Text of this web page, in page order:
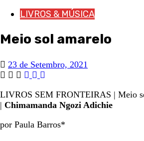
LIVROS & MÚSICA
Meio sol amarelo
23 de Setembro, 2021
LIVROS SEM FRONTEIRAS | Meio
| Chimamanda Ngozi Adichie
por Paula Barros*